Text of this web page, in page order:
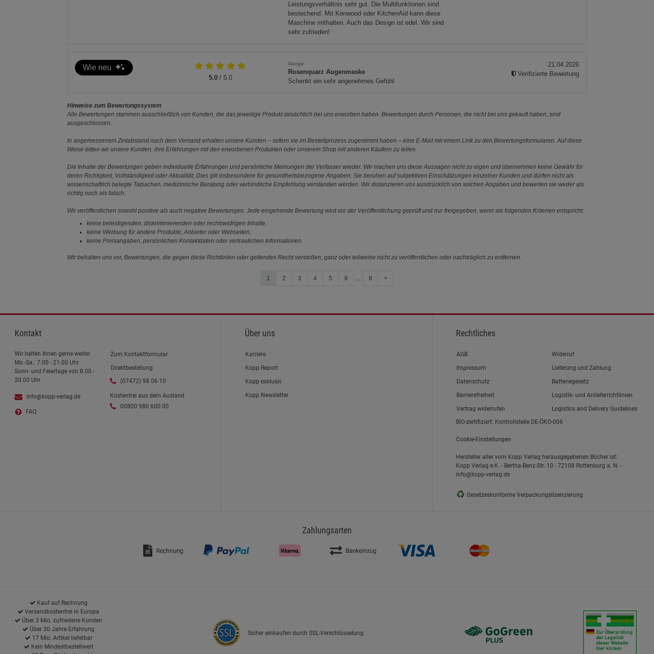
Leistungsverhältnis sehr gut. Die Multifunktionen sind
bestechend. Mit Kenwood oder KitchenAid kann diese
Maschine mithalten. Auch das Design ist edel. Wir sind
sehr zufrieden!
Wie neu
5.0/ 5.0
Ganga
Rosenquarz Augenmaske
Schenkt ein sehr angenehmes Gefühl
21.04.2026
Verifizierte Bewertung
Hinweise zum Bewertungssystem
Alle Bewertungen stammen ausschließlich von Kunden, die das jeweilige Produkt tatsächlich bei uns erworben haben. Bewertungen durch Personen, die nicht bei uns gekauft haben, sind
ausgeschlossen.
In angemessenem Zeitabstand nach dem Versand erhalten unsere Kunden – sofern sie im Bestellprozess zugestimmt haben – eine E-Mail mit einem Link zu den Bewertungsformularen. Auf diese
Weise bitten wir unsere Kunden, ihre Erfahrungen mit den erworbenen Produkten oder unserem Shop mit anderen Käufern zu teilen.
Die Inhalte der Bewertungen geben individuelle Erfahrungen und persönliche Meinungen der Verfasser wieder. Wir machen uns diese Aussagen nicht zu eigen und übernehmen keine Gewähr für
deren Richtigkeit, Vollständigkeit oder Aktualität. Dies gilt insbesondere für gesundheitsbezogene Angaben: Sie beruhen auf subjektiven Einschätzungen einzelner Kunden und dürfen nicht als
wissenschaftlich belegte Tatsachen, medizinische Beratung oder verbindliche Empfehlung verstanden werden. Wir distanzieren uns ausdrücklich von solchen Angaben und bewerten sie weder als
richtig noch als falsch.
Wir veröffentlichen sowohl positive als auch negative Bewertungen. Jede eingehende Bewertung wird vor der Veröffentlichung geprüft und nur freigegeben, wenn sie folgenden Kriterien entspricht:
keine beleidigenden, diskriminierenden oder rechtswidrigen Inhalte,
keine Werbung für andere Produkte, Anbieter oder Webseiten,
keine Preisangaben, persönlichen Kontaktdaten oder vertraulichen Informationen.
Wir behalten uns vor, Bewertungen, die gegen diese Richtlinien oder geltendes Recht verstoßen, ganz oder teilweise nicht zu veröffentlichen oder nachträglich zu entfernen.
1 2 3 4 5 6 8 >
Kontakt
Wir helfen Ihnen gerne weiter.
Mo.-Sa.: 7.00 - 21.00 Uhr
Sonn- und Feiertage von 8.00 -
20.00 Uhr
info@kopp-verlag.de
FAQ
Zum Kontaktformular
Direktbestellung
(07472) 98 06 10
Kostenfrei aus dem Ausland
00800 980 600 00
Über uns
Karriere
Kopp Report
Kopp exklusiv
Kopp Newsletter
Rechtliches
Link zum/zur
AGB
Link zum/zur
Impressum
Link zum/zur
Datenschutz
Link zum/zur
Barrierefreiheit
Vertrag widerrufen
Widerruf
Lieferung und Zahlung
Batteriegesetz
Logistik- und Anlieferrichtlinien
Logistics and Delivery Guidelines
BIO-zertifiziert: Kontrollstelle DE-ÖKO-006
Cookie-Einstellungen
Hersteller aller vom Kopp Verlag herausgegebenen Bücher ist:
Kopp Verlag e.K. - Bertha-Benz-Str. 10 - 72108 Rottenburg a. N. -
info@kopp-verlag.de
♻ Gesetzeskonforme Verpackungslizenzierung
Zahlungsarten
Kauf auf Rechnung
Versandkostenfrei in Europa
Über 3 Mio. zufriedene Kunden
Über 30 Jahre Erfahrung
17 Mio. Artikel lieferbar
Kein Mindestbestellwert
Sicher einkaufen durch SSL-Verschlüsselung
Cookie-Informationen anzeigen
Cookie-Informationen
Datenschutzerklärung Impressum